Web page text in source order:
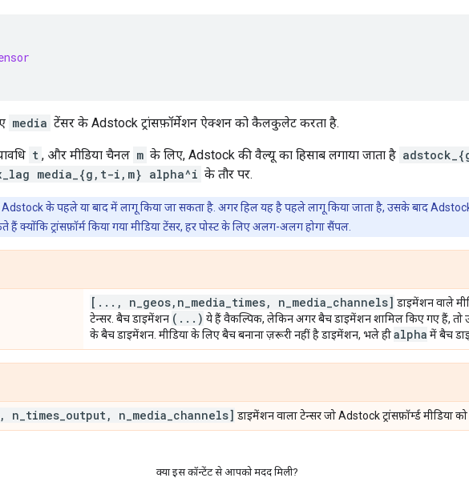
media टेंसर के Adstock ट्रांसफ़ॉर्मेशन ऐक्शन को कैलकुलेट करता है.
t , और मीडिया चैनल m के लिए, Adstock की वैल्यू का हिसाब लगाया जाता है
media_{g,t-i,m} alpha^i के तौर पर.
के पहले या बाद में लागू किया जा सकता है. अगर हिल यह है पहले लागू किया जाता है, उसके बाद
क्योंकि ट्रांसफ़ॉर्म किया गया मीडिया टेंसर, हर पोस्ट के लिए अलग-अलग होगा सैंपल.
[ . . . , n geos, n media times, n media channels] डाइमेंशन वाले
टेन्सर. बैच डाइमेंशन ( . . . ) ये हैं वैकल्पिक, लेकिन अगर बैच डाइमेंशन शामिल किए गए हैं, तो
के बैच डाइमेंशन. मीडिया के लिए बैच बनाना ज़रूरी नहीं है डाइमेंशन, भले हीalpha में बैच
, n times output, n media channels] डाइमेंशन वाला टेन्सर जो Adstock ट्रांसफ़ॉर्म्ड मीडिया को
क्या इस कॉन्टेंट से आपको मदद मिली?